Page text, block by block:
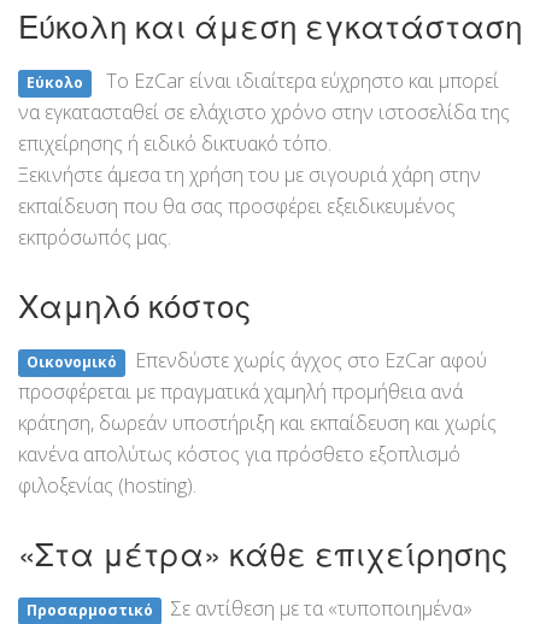
Εύκολη και άμεση εγκατάσταση
Εύκολο
Το EzCar είναι ιδιαίτερα εύχρηστο και μπορεί
να εγκατασταθεί σε ελάχιστο χρόνο στην ιστοσελίδα της
επιχείρησης ή ειδικό δικτυακό τόπο.
Ξεκινήστε άμεσα τη χρήση του με σιγουριά χάρη στην
εκπαίδευση που θα σας προσφέρει εξειδικευμένος
εκπρόσωπός μας.
Χαμηλό κόστος
Οικονομικό
Επενδύστε χωρίς άγχος στο EzCar αφού
προσφέρεται με πραγματικά χαμηλή προμήθεια ανά
κράτηση, δωρεάν υποστήριξη και εκπαίδευση και χωρίς
κανένα απολύτως κόστος για πρόσθετο εξοπλισμό
φιλοξενίας (hosting).
«Στα μέτρα» κάθε επιχείρησης
Προσαρμοστικό
Σε αντίθεση με τα «τυποποιημένα»